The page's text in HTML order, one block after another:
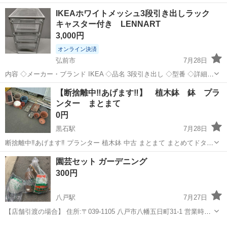
キズあり 38.5×33.5×1.5cm シルバーアルミ面取り？タイプ １枚 （猫
の写真） 38.5×33.5×1.5cm こげ茶アルミ面取り？タイプ ...
青森 青森市 アルミ
IKEAホワイトメッシュ3段引き出しラック
キャスター付き LENNART
3,000円
オンライン決済
弘前市
7月28日
内容 ◇メーカー・ブランド IKEA ◇品名 3段引き出し ◇型番 ◇詳細
約 幅305(mm奥行き340mm高さ560mm 現金でのお支払いも可能で
す。 配送も可能ですので、お気軽にご相談ください。 ◇配...
青森 弘前市 家庭用品 LENNART
【断捨離中‼️あげます‼️】 植木鉢 鉢 プラ
ンター まとまて
0円
黒石駅
7月28日
断捨離中‼️あげます‼️ プランター 植木鉢 中古 まとまて まとめてドタキ
ャン出たので再出品いたします😭 お引き渡し早い順に決めていきます
青森 黒石市 黒石駅 家庭用品 プランター
園芸セット ガーデニング
300円
八戸駅
7月27日
【店舗引渡の場合】 住所:〒039-1105 八戸市八幡五日町31-1 営業時